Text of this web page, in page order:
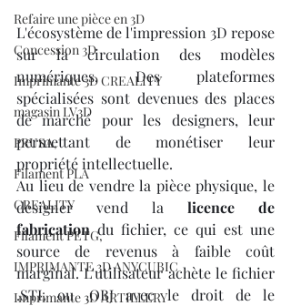
Refaire une pièce en 3D
Concession 3D
Imprimante 3D CREALITY
magasin LV3D
PRUSA,
Filament PLA
CREALITY
Filament PETG,
IMPRIMANTE 3D ANYCUBIC
Imprimante 3D ARTILLERY
L'écosystème de l'impression 3D repose
sur la circulation des modèles
numériques. Des plateformes
spécialisées sont devenues des places
de marché pour les designers, leur
permettant de monétiser leur
propriété intellectuelle.
Au lieu de vendre la pièce physique, le
designer vend la licence de
fabrication du fichier, ce qui est une
source de revenus à faible coût
marginal. L'utilisateur achète le fichier